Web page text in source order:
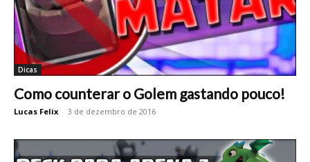
Dicas
Como counterar o Golem gastando pouco!
Lucas Felix - 3 de dezembro de 2016